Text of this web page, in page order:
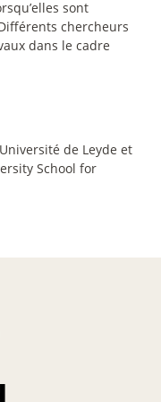
sont
chercheurs
dans le cadre
de Leyde et
School for